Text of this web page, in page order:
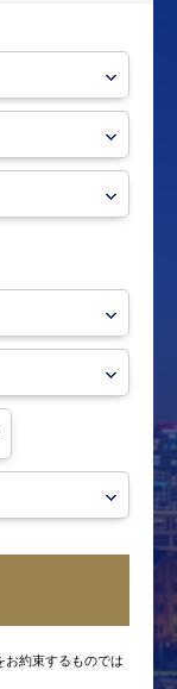
お約束するものでは